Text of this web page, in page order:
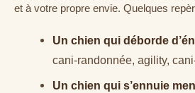
et à votre propre envie. Quelques
Un chien qui déborde
cani-randonnée, agility,
Un chien qui s’ennuie